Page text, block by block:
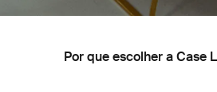
Por que escolher a Case